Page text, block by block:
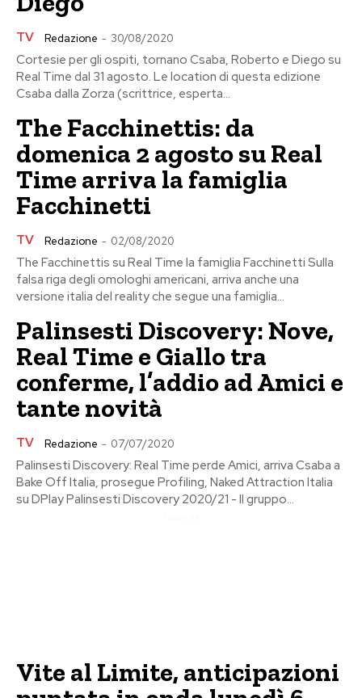
TV Redazione - 30/08/2020
Cortesie per gli ospiti, tornano Csaba, Roberto e Diego su
Real Time dal 31 agosto. Le location di questa edizione
Csaba dalla Zorza (scrittrice, esperta...
The Facchinettis: da
domenica 2 agosto su Real
Time arriva la famiglia
Facchinetti
TV Redazione - 02/08/2020
The Facchinettis su Real Time la famiglia Facchinetti Sulla
falsa riga degli omologhi americani, arriva anche una
versione italia del reality che segue una famiglia...
Palinsesti Discovery: Nove,
Real Time e Giallo tra
conferme, l’addio ad Amici e
tante novità
TV Redazione - 07/07/2020
Palinsesti Discovery: Real Time perde Amici, arriva Csaba a
Bake Off Italia, prosegue Profiling, Naked Attraction Italia
su DPlay Palinsesti Discovery 2020/21 - Il gruppo...
Vite al Limite, anticipazioni